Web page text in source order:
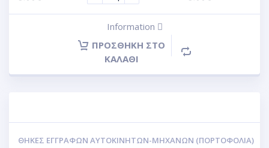
Information
ΠΡΟΣΘΉΚΗ ΣΤΟ
ΚΑΛΆΘΙ
ΘΉΚΕΣ ΕΓΓΡΆΦΩΝ ΑΥΤΟΚΙΝΗΤΩΝ-ΜΗΧΑΝΩΝ (ΠΟΡΤΟΦΌΛΙΑ)